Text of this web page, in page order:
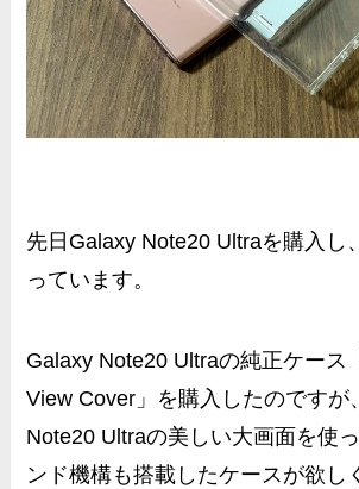
先日Galaxy Note20 Ultraを購入し
っています。
Galaxy Note20 Ultraの純正ケース
View Cover」を購入したのですが
Note20 Ultraの美しい大画面を使
ンド機構も搭載したケースが欲し